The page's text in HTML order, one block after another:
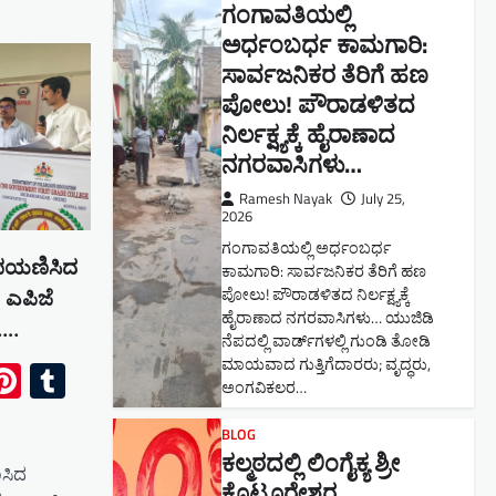
ಎಪಿಜೆ
Pinterest
Tumblr
ಗಂಗಾವತಿಯಲ್ಲಿ
ಅರ್ಧಂಬರ್ಧ ಕಾಮಗಾರಿ:
ಸಾರ್ವಜನಿಕರ ತೆರಿಗೆ ಹಣ
ಪೋಲು! ಪೌರಾಡಳಿತದ
ನಿರ್ಲಕ್ಷ್ಯಕ್ಕೆ ಹೈರಾಣಾದ
ನಗರವಾಸಿಗಳು​…
Ramesh Nayak
July 25,
2026
ಗಂಗಾವತಿಯಲ್ಲಿ ಅರ್ಧಂಬರ್ಧ
ಕಾಮಗಾರಿ: ಸಾರ್ವಜನಿಕರ ತೆರಿಗೆ ಹಣ
ಪೋಲು! ಪೌರಾಡಳಿತದ ನಿರ್ಲಕ್ಷ್ಯಕ್ಕೆ
ಹೈರಾಣಾದ ನಗರವಾಸಿಗಳು​… ಯುಜಿಡಿ
ನೆಪದಲ್ಲಿ ವಾರ್ಡ್‌ಗಳಲ್ಲಿ ಗುಂಡಿ ತೋಡಿ
ಮಾಯವಾದ ಗುತ್ತಿಗೆದಾರರು; ವೃದ್ಧರು,
ಅಂಗವಿಕಲರ…
BLOG
ಕಲ್ಮಠದಲ್ಲಿ ಲಿಂಗೈಕ್ಯ ಶ್ರೀ